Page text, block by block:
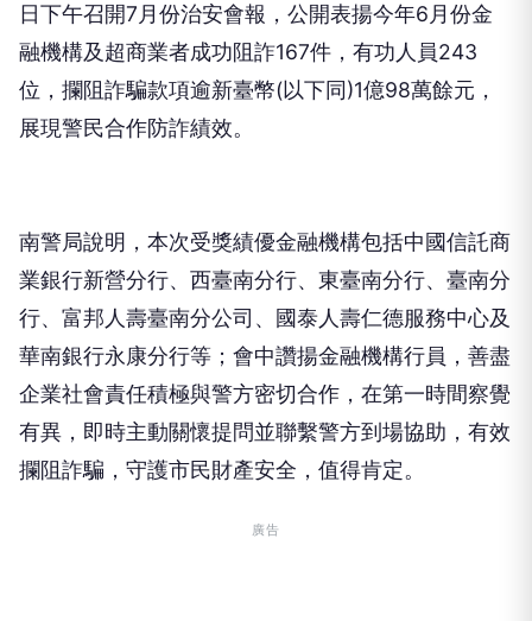
日下午召開7月份治安會報，公開表揚今年6月份金
融機構及超商業者成功阻詐167件，有功人員243
位，攔阻詐騙款項逾新臺幣(以下同)1億98萬餘元，
展現警民合作防詐績效。
南警局說明，本次受獎績優金融機構包括中國信託商
業銀行新營分行、西臺南分行、東臺南分行、臺南分
行、富邦人壽臺南分公司、國泰人壽仁德服務中心及
華南銀行永康分行等；會中讚揚金融機構行員，善盡
企業社會責任積極與警方密切合作，在第一時間察覺
有異，即時主動關懷提問並聯繫警方到場協助，有效
攔阻詐騙，守護市民財產安全，值得肯定。
廣告